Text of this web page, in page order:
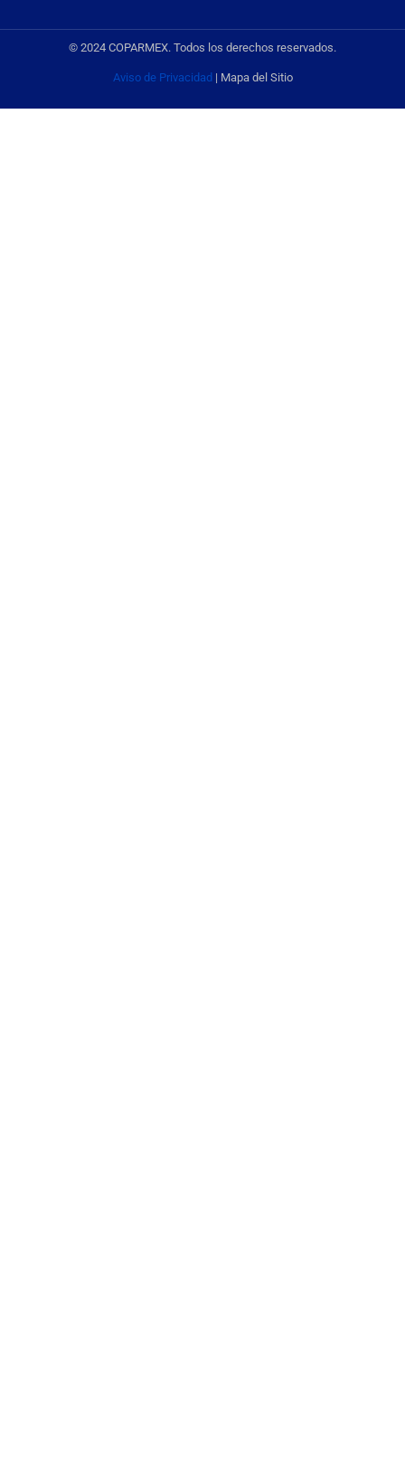
© 2024 COPARMEX. Todos los derechos reservados.
Aviso de Privacidad | Mapa del Sitio